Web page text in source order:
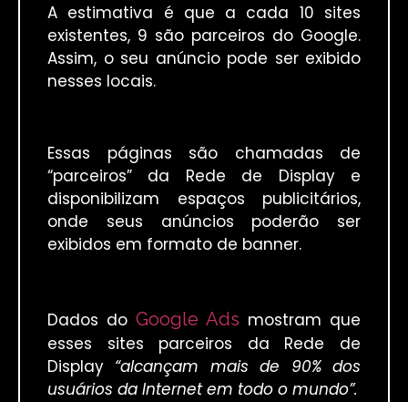
A estimativa é que a cada 10 sites
existentes, 9 são parceiros do Google.
Assim, o seu anúncio pode ser exibido
nesses locais.
Essas páginas são chamadas de
“parceiros” da Rede de Display e
disponibilizam espaços publicitários,
onde seus anúncios poderão ser
exibidos em formato de banner.
Dados do Google Ads mostram que
esses sites parceiros da Rede de
Display “alcançam mais de 90% dos
usuários da Internet em todo o mundo”.